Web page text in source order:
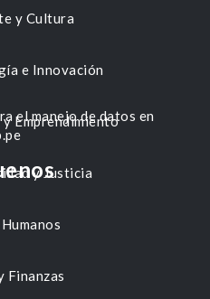
y Cultura
e Innovación
Emprendimiento
y Justicia
Finanzas
el manejo de datos en